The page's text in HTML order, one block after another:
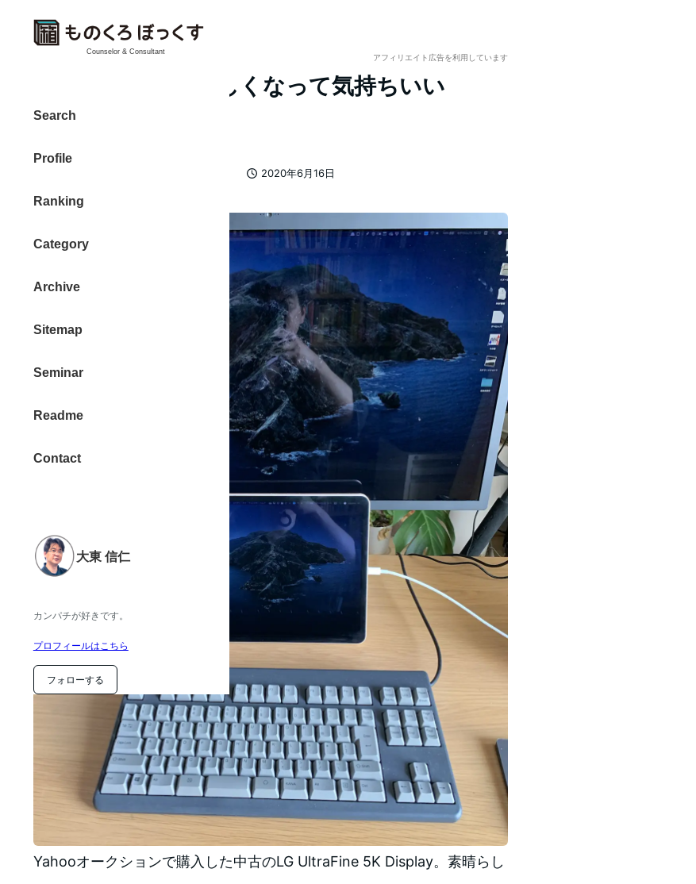
Counselor & Consultant
Search
Profile
Ranking
Category
Archive
Sitemap
Seminar
Readme
Contact
大東 信仁
カンパチが好きです。
プロフィールはこちら
フォローする
アフィリエイト広告を利用しています
ディスプレイが新しくなって気持ちいい
2020-06-15
2020年6月16日
者
Yahooオークションで購入した中古のLG UltraFine 5K Display。素晴らし